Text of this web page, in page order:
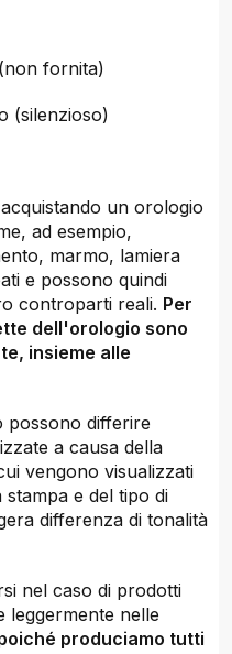
fornita)
(silenzioso)
un orologio
ad esempio,
marmo, lamiera
e possono quindi
controparti reali. Per
dell'orologio sono
insieme alle
possono differire
a causa della
vengono visualizzati
e del tipo di
differenza di tonalità
nel caso di prodotti
leggermente nelle
produciamo tutti